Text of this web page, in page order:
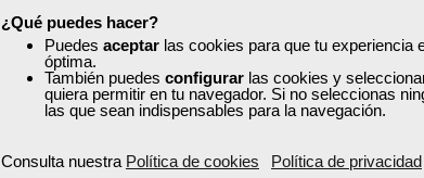
¿Qué puedes hacer?
Puedes aceptar las cookies para que tu experiencia
óptima.
También puedes configurar las cookies y
quiera permitir en tu navegador. Si no seleccionas
las que sean indispensables para la navegación.
Consulta nuestra Política de cookies Política de privacidad
Curso Gratuito
20 horas
Online (toda España)
Curso Gratuito
40 horas
Online (toda España)